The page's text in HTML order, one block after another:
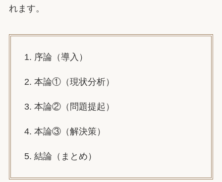
れます。
1. 序論（導入）
2. 本論①（現状分析）
3. 本論②（問題提起）
4. 本論③（解決策）
5. 結論（まとめ）